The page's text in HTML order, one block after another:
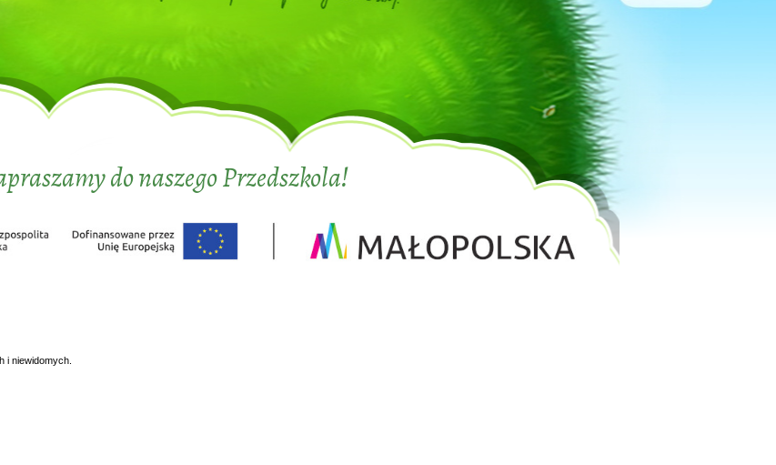
do naszego Przedszkola!
i niewidomych.